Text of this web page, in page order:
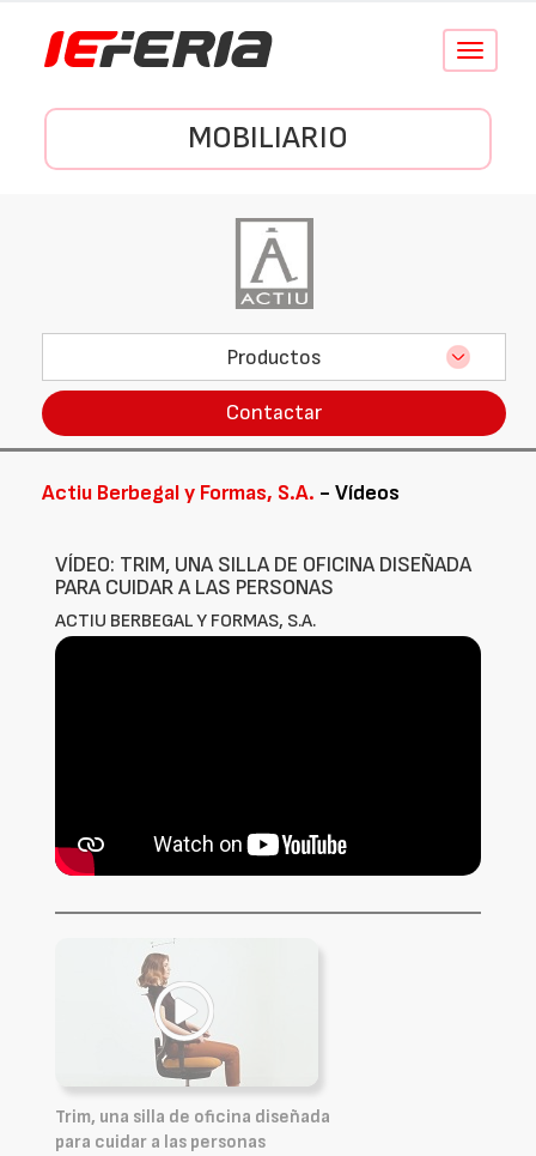
Conmutar
MOBILIARIO
Productos
Contactar
Actiu Berbegal y Formas, S.A. - Vídeos
VÍDEO: TRIM, UNA SILLA DE OFICINA DISEÑADA
PARA CUIDAR A LAS PERSONAS
ACTIU BERBEGAL Y FORMAS, S.A.
Trim, una silla de oficina diseñada
para cuidar a las personas